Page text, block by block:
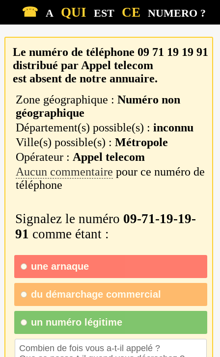
☎ A QUI EST CE NUMERO ?
Le numéro de téléphone 09 71 19 19 91
distribué par Appel telecom
est absent de notre annuaire.
Zone géographique :Numéro non
géographique
Département(s) possible(s) :inconnu
Ville(s) possible(s) :Métropole
Opérateur : Appel telecom
Aucun commentaire pour ce numéro de
téléphone
Signalez le numéro 09-71-19-19-
91 comme étant :
une arnaque
du démarchage commercial
un numéro légitime